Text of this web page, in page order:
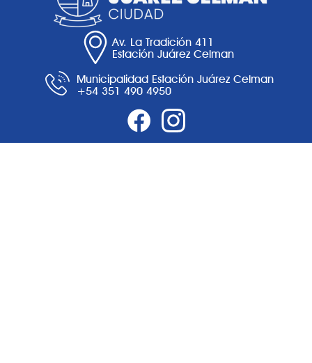
Av. La Tradición 411
Estación Juárez Celman
Municipalidad Estación Juárez Celman
+54 351 490 4950